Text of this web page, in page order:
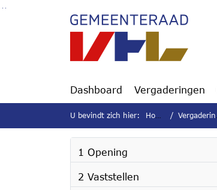
Ga naar de inhoud van deze pagina
Ga naar het zoeken
Ga naar het menu
Dashboard Vergaderingen
U bevindt zich hier: Home Vergaderingen
1 Opening
2 Vaststellen